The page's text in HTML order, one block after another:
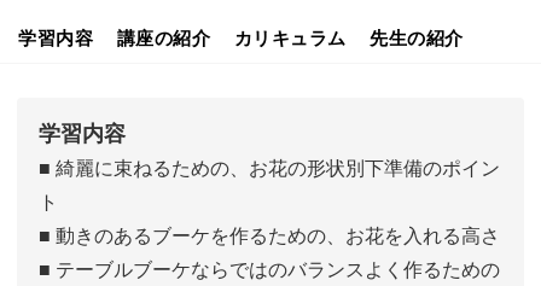
学習内容 講座の紹介 カリキュラム 先生の紹介
学習内容
■ 綺麗に束ねるための、お花の形状別下準備のポイン
ト
■ 動きのあるブーケを作るための、お花を入れる高さ
■ テーブルブーケならではのバランスよく作るための